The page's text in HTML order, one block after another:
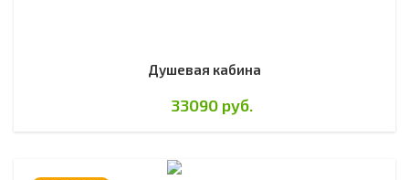
Душевая кабина
33090 руб.